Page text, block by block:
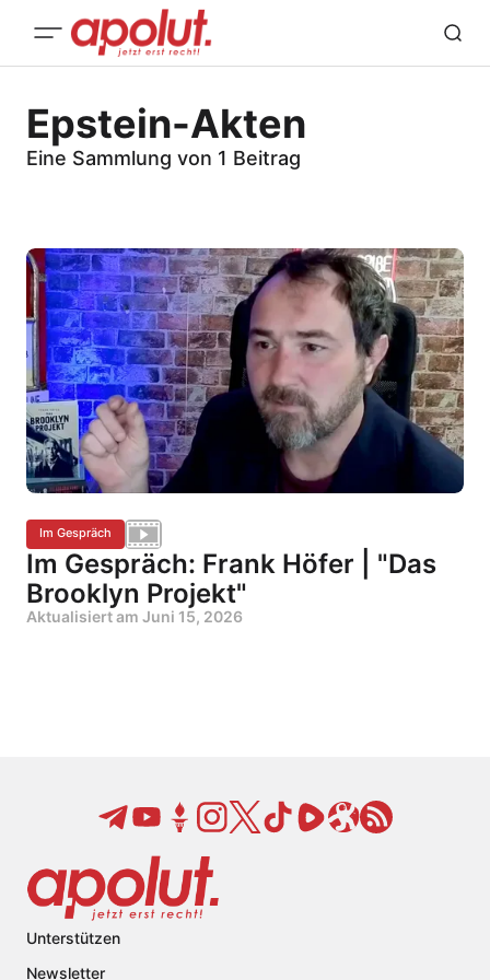
Epstein-Akten
Eine Sammlung von 1 Beitrag
Im Gespräch
Im Gespräch: Frank Höfer | "Das
Brooklyn Projekt"
Aktualisiert am Juni 15, 2026
Unterstützen
Newsletter